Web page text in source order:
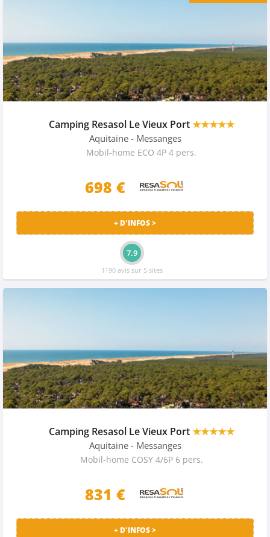
Camping Resasol Le Vieux Port★★★★★
Aquitaine - Messanges
Mobil-home ECO 4P 4 pers.
698 €
+ D'INFOS >
7.9
1190 avis sur 5 sites
Camping Resasol Le Vieux Port★★★★★
Aquitaine - Messanges
Mobil-home COSY 4/6P 6 pers.
831 €
+ D'INFOS >